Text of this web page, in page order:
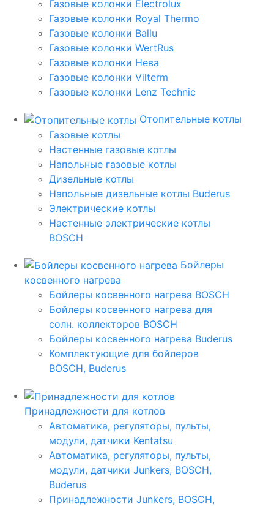
Газовые колонки Electrolux
Газовые колонки Royal Thermo
Газовые колонки Ballu
Газовые колонки WertRus
Газовые колонки Нева
Газовые колонки Vilterm
Газовые колонки Lenz Technic
Отопительные котлы
Газовые котлы
Настенные газовые котлы
Напольные газовые котлы
Дизельные котлы
Напольные дизельные котлы Buderus
Электрические котлы
Настенные электрические котлы
BOSCH
Бойлеры
косвенного нагрева
Бойлеры косвенного нагрева BOSCH
Бойлеры косвенного нагрева для
солн. коллекторов BOSCH
Бойлеры косвенного нагрева Buderus
Комплектующие для бойлеров
BOSCH, Buderus
Принадлежности для котлов
Автоматика, регуляторы, пульты,
модули, датчики Kentatsu
Автоматика, регуляторы, пульты,
модули, датчики Junkers, BOSCH,
Buderus
Принадлежности Junkers, BOSCH,